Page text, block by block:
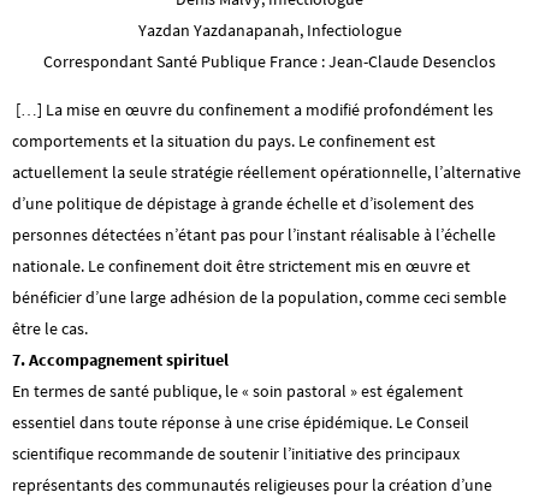
Yazdan Yazdanapanah, Infectiologue
Correspondant Santé Publique France : Jean-Claude Desenclos
[…] La mise en œuvre du confinement a modifié profondément les
comportements et la situation du pays. Le confinement est
actuellement la seule stratégie réellement opérationnelle, l’alternative
d’une politique de dépistage à grande échelle et d’isolement des
personnes détectées n’étant pas pour l’instant réalisable à l’échelle
nationale. Le confinement doit être strictement mis en œuvre et
bénéficier d’une large adhésion de la population, comme ceci semble
être le cas.
7. Accompagnement spirituel
En termes de santé publique, le « soin pastoral » est également
essentiel dans toute réponse à une crise épidémique. Le Conseil
scientifique recommande de soutenir l’initiative des principaux
représentants des communautés religieuses pour la création d’une